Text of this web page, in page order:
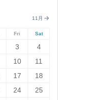
11月
Fri Sat
3
4
10
11
17
18
24
25